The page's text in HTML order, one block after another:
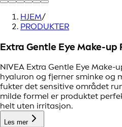
HJEM/
PRODUKTER
Extra Gentle Eye Make-up
NIVEA Extra Gentle Eye Make-
hyaluron og fjerner sminke og
fukter det sensitive området
milde formel er produktet
helt uten irritasjon.
Les mer